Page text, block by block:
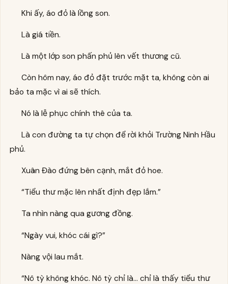
Khi ấy, áo đỏ là lồng son.
Là giá tiền.
Là một lớp son phấn phủ lên vết thương cũ.
Còn hôm nay, áo đỏ đặt trước mặt ta, không còn ai
bảo ta mặc vì ai sẽ thích.
Nó là lễ phục chính thê của ta.
Là con đường ta tự chọn để rời khỏi Trường Ninh Hầu
phủ.
Xuân Đào đứng bên cạnh, mắt đỏ hoe.
“Tiểu thư mặc lên nhất định đẹp lắm.”
Ta nhìn nàng qua gương đồng.
“Ngày vui, khóc cái gì?”
Nàng vội lau mắt.
“Nô tỳ không khóc. Nô tỳ chỉ là… chỉ là thấy tiểu thư